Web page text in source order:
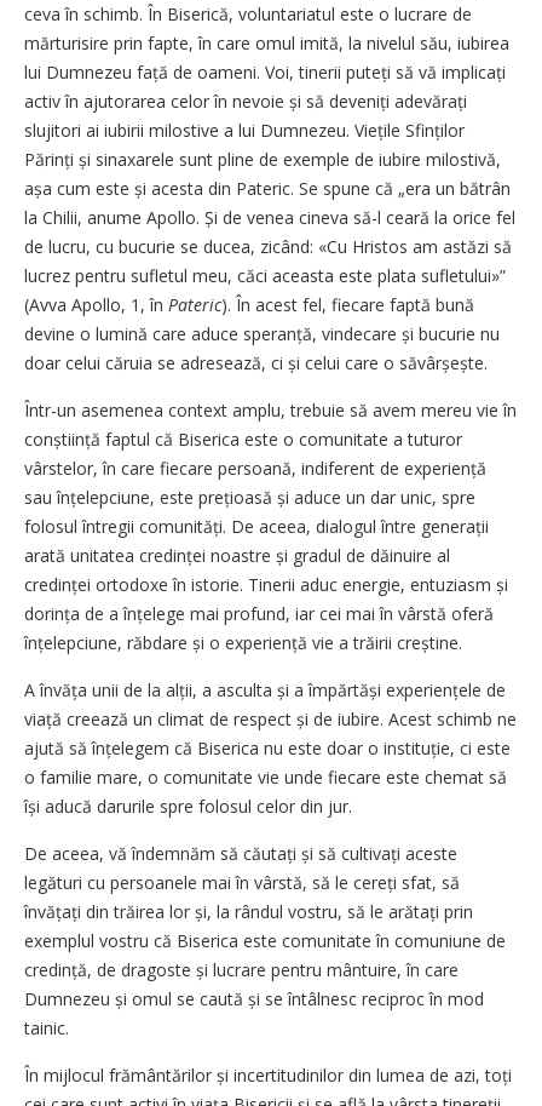
ceva în schimb. În Biserică, voluntariatul este o lucrare de
mărturisire prin fapte, în care omul imită, la nivelul său, iubirea
lui Dumnezeu față de oameni. Voi, tinerii puteți să vă implicați
activ în ajutorarea celor în nevoie și să deveniți adevărați
slujitori ai iubirii milostive a lui Dumnezeu. Viețile Sfinților
Părinți și sinaxarele sunt pline de exemple de iubire milostivă,
așa cum este și acesta din Pateric. Se spune că „era un bătrân
la Chilii, anume Apollo. Și de venea cineva să-l ceară la orice fel
de lucru, cu bucurie se ducea, zicând: «Cu Hristos am astăzi să
lucrez pentru sufletul meu, căci aceasta este plata sufletului»”
(Avva Apollo, 1, în Pateric). În acest fel, fiecare faptă bună
devine o lumină care aduce speranță, vindecare și bucurie nu
doar celui căruia se adresează, ci și celui care o săvârșește.
Într-un asemenea context amplu, trebuie să avem mereu vie în
conștiință faptul că Biserica este o comunitate a tuturor
vârstelor, în care fiecare persoană, indiferent de ex­pe­riență
sau înțelepciune, este prețioasă și aduce un dar unic, spre
folosul întregii comunități. De aceea, dialogul între generații
arată unitatea credinței noastre și gradul de dăinuire al
credinței ortodoxe în istorie. Tinerii aduc energie, entuziasm și
dorința de a înțelege mai profund, iar cei mai în vârstă oferă
înțelepciune, răbdare și o experiență vie a trăirii creștine.
A învăța unii de la alții, a asculta și a împărtăși experiențele de
viață creează un climat de respect și de iubire. Acest schimb ne
ajută să înțelegem că Biserica nu este doar o instituție, ci este
o familie mare, o comunitate vie unde fiecare este chemat să
își aducă darurile spre folosul celor din jur.
De aceea, vă îndemnăm să căutați și să cultivați aceste
legături cu persoanele mai în vârstă, să le cereți sfat, să
învățați din trăirea lor și, la rândul vostru, să le arătați prin
exemplul vostru că Biserica este comunitate în comuniune de
credință, de dragoste și lucrare pentru mântuire, în care
Dumnezeu și omul se caută și se întâlnesc reciproc în mod
tainic.
În mijlocul frământărilor și incertitudinilor din lumea de azi, toți